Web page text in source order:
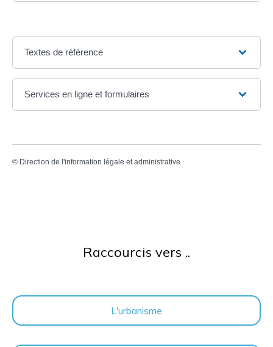
Textes de référence
Services en ligne et formulaires
© Direction de l'information légale et administrative
Raccourcis vers ..
L'urbanisme